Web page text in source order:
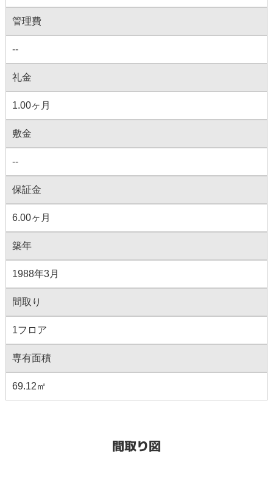
管理費
--
礼金
1.00ヶ月
敷金
--
保証金
6.00ヶ月
築年
1988年3月
間取り
1フロア
専有面積
69.12㎡
間取り図